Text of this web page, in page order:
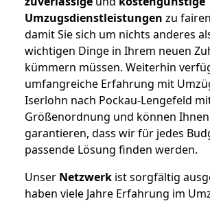
Umzugsdienstleistungen zu
damit Sie sich um nichts anderes
wichtigen Dinge in Ihrem neuen
kümmern müssen. Weiterhin
umfangreiche Erfahrung mit
Iserlohn nach Pockau-Lengefeld
Größenordnung und können
garantieren, dass wir für jedes
passende Lösung finden werden.
Unser Netzwerk ist sorgfältig
haben viele Jahre Erfahrung im